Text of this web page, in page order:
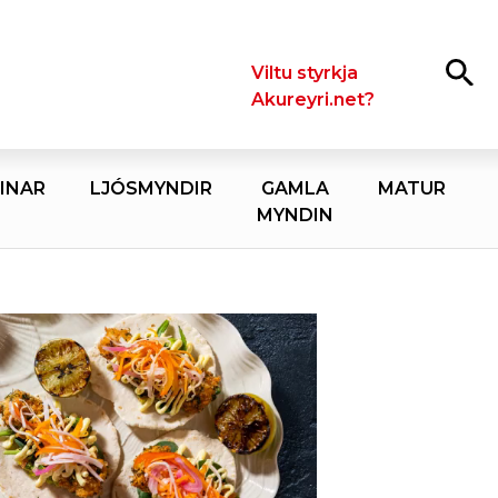
LeitaViltu styrkja
Akureyri.net?
LJÓSMYNDIR
GAMLA
MYNDIN
MATUR